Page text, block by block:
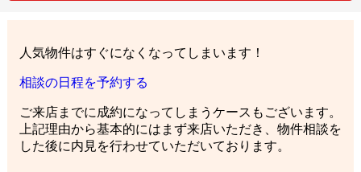
人気物件はすぐになくなってしまいます！
相談の日程を予約する
ご来店までに成約になってしまうケースもございます。
上記理由から基本的にはまず来店いただき、物件相談を
した後に内見を行わせていただいております。